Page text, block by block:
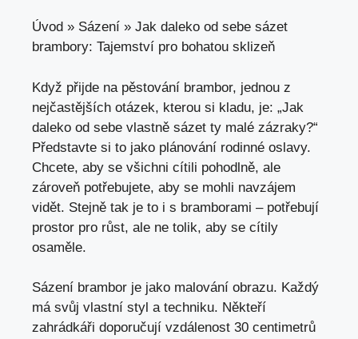
Úvod » Sázení » Jak daleko od sebe sázet
brambory: Tajemství pro bohatou sklizeň
Když přijde na pěstování brambor, jednou z
nejčastějších otázek, kterou si kladu, je: „Jak
daleko od sebe vlastně sázet ty malé zázraky?“
Představte si to jako plánování rodinné oslavy.
Chcete, aby se všichni cítili pohodlně, ale
zároveň potřebujete, aby se mohli navzájem
vidět. Stejně tak je to i s bramborami – potřebují
prostor pro růst, ale ne tolik, aby se cítily
osaměle.
Sázení brambor je jako malování obrazu. Každý
má svůj vlastní styl a techniku. Někteří
zahrádkáři doporučují vzdálenost 30 centimetrů